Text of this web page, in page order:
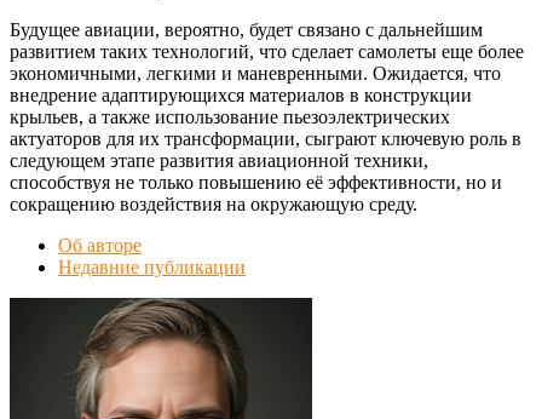
Будущее авиации, вероятно, будет связано с дальнейшим
развитием таких технологий, что сделает самолеты еще более
экономичными, легкими и маневренными. Ожидается, что
внедрение адаптирующихся материалов в конструкции
крыльев, а также использование пьезоэлектрических
актуаторов для их трансформации, сыграют ключевую роль в
следующем этапе развития авиационной техники,
способствуя не только повышению её эффективности, но и
сокращению воздействия на окружающую среду.
Об авторе
Недавние публикации